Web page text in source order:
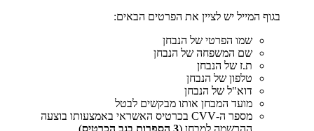
בגוף המייל יש לציין את הפרטים הבאים:
שמו הפרטי של הנבחן
שם המשפחה של הנבחן
ת.ז של הנבחן
טלפון של הנבחן
דוא"ל של הנבחן
מועד המבחן אותו מבקשים לבטל
מספר ה-CVV בכרטיס האשראי באמצעותו בוצעה